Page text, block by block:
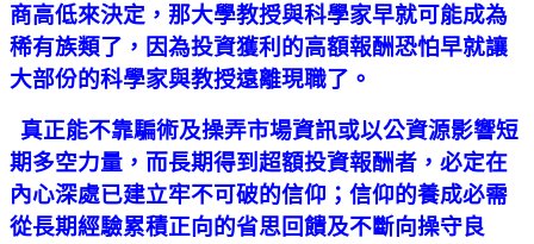
商高低來決定，那大學教授與科學家早就可能成為
稀有族類了，因為投資獲利的高額報酬恐怕早就讓
大部份的科學家與教授遠離現職了。
真正能不靠騙術及操弄市場資訊或以公資源影響短
期多空力量，而長期得到超額投資報酬者，必定在
內心深處已建立牢不可破的信仰；信仰的養成必需
從長期經驗累積正向的省思回饋及不斷向操守良